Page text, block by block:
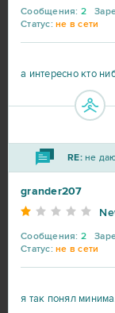
Сообщения: 2
Статус: не в сети
а интересно кто
RE:не
grander207
Сообщения: 2
Статус: не в сети
я так понял